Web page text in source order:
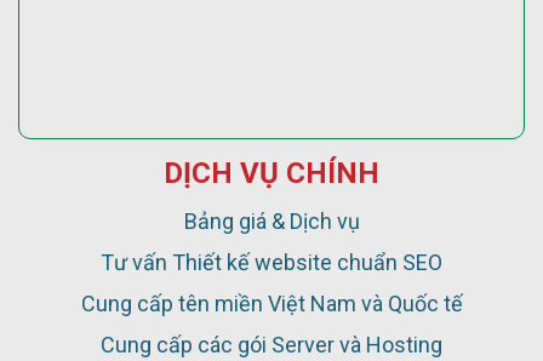
DỊCH VỤ CHÍNH
Bảng giá & Dịch vụ
Tư vấn Thiết kế website chuẩn SEO
Cung cấp tên miền Việt Nam và Quốc tế
Cung cấp các gói Server và Hosting